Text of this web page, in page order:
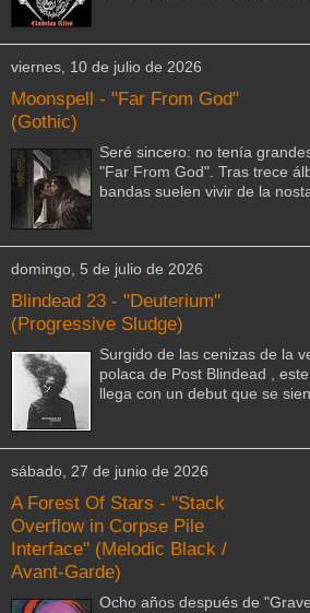
viernes, 10 de julio de 2026
Moonspell - "Far From God"
(Gothic)
Seré sincero: no tenía
"Far From God". Tras trece
bandas suelen vivir de la
domingo, 5 de julio de 2026
Blindead 23 - "Deuterium"
(Progressive Sludge)
Surgido de las cenizas de la
polaca de Post Blindead ,
llega con un debut que se
sábado, 27 de junio de 2026
A Forest Of Stars - "Stack
Overflow in Corpse Pile
Interface" (Melodic Black /
Avant-Garde)
Ocho años después de